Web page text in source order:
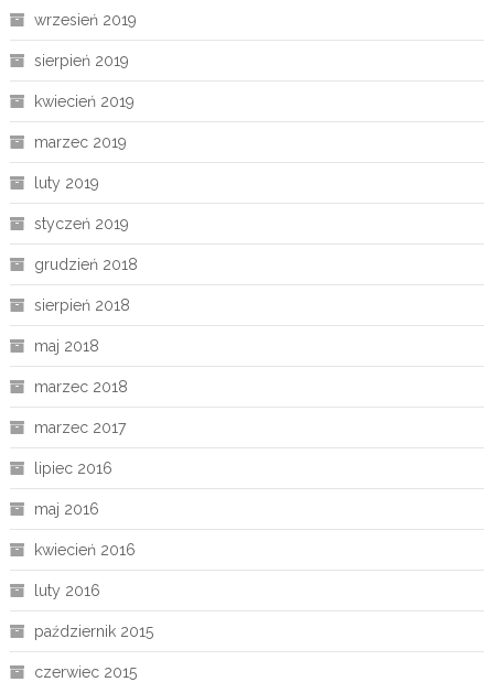
wrzesień 2019
sierpień 2019
kwiecień 2019
marzec 2019
luty 2019
styczeń 2019
grudzień 2018
sierpień 2018
maj 2018
marzec 2018
marzec 2017
lipiec 2016
maj 2016
kwiecień 2016
luty 2016
październik 2015
czerwiec 2015